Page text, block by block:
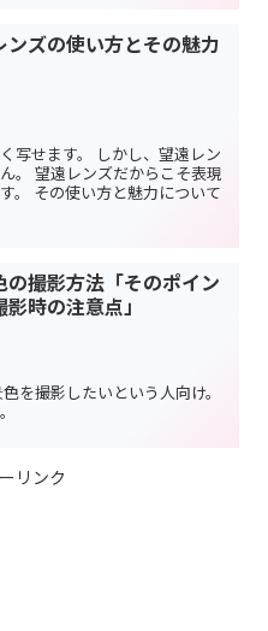
ンズの使い方とその魅力
写せます。 しかし、望遠レン
。 望遠レンズだからこそ表現
。 その使い方と魅力について
の撮影方法「そのポイン
影時の注意点」
を撮影したいという人向け。
リンク